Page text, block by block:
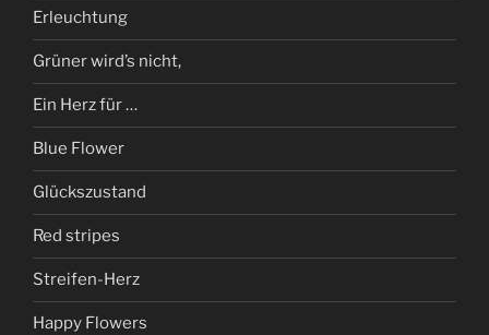
Erleuchtung
Grüner wird’s nicht,
Ein Herz für …
Blue Flower
Glückszustand
Red stripes
Streifen-Herz
Happy Flowers